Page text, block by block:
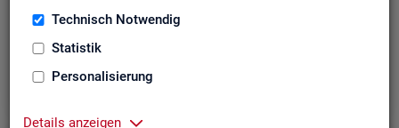
Technisch Notwendig
Statistik
Personalisierung
Details anzeigen
Hier stehen unsere Basisgrundlagen:
Kurzinformationen, Glossar, Kennzahlensteckbriefe,